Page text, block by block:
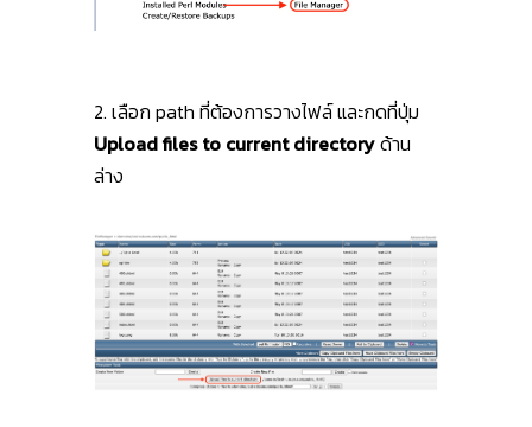
2. เลือก path ที่ต้องการวางไฟล์ และกดที่ปุ่ม
Upload files to current directoryด้าน
ล่าง